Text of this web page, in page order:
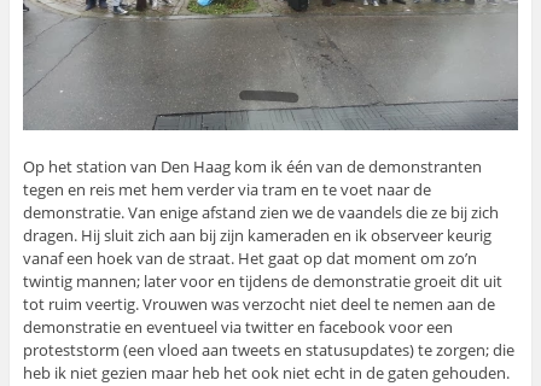
Op het station van Den Haag kom ik één van de demonstranten
tegen en reis met hem verder via tram en te voet naar de
demonstratie. Van enige afstand zien we de vaandels die ze bij zich
dragen. Hij sluit zich aan bij zijn kameraden en ik observeer keurig
vanaf een hoek van de straat. Het gaat op dat moment om zo’n
twintig mannen; later voor en tijdens de demonstratie groeit dit uit
tot ruim veertig. Vrouwen was verzocht niet deel te nemen aan de
demonstratie en eventueel via twitter en facebook voor een
proteststorm (een vloed aan tweets en statusupdates) te zorgen; die
heb ik niet gezien maar heb het ook niet echt in de gaten gehouden.